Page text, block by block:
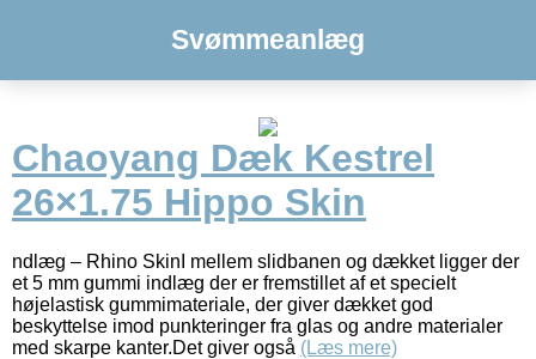
Svømmeanlæg
Chaoyang Dæk Kestrel
26×1.75 Hippo Skin
ndlæg – Rhino SkinI mellem slidbanen og dækket ligger der
et 5 mm gummi indlæg der er fremstillet af et specielt
højelastisk gummimateriale, der giver dækket god
beskyttelse imod punkteringer fra glas og andre materialer
med skarpe kanter.Det giver også (Læs mere)